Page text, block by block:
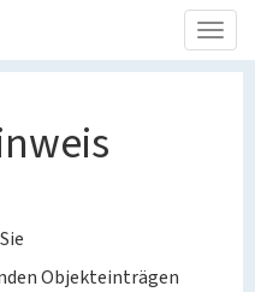
Objekteinträgen